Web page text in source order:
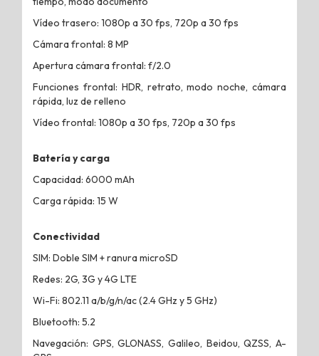
Vídeo trasero: 1080p a 30 fps, 720p a 30 fps
Cámara frontal: 8 MP
Apertura cámara frontal: f/2.0
Funciones frontal: HDR, retrato, modo noche, cámara
rápida, luz de relleno
Vídeo frontal: 1080p a 30 fps, 720p a 30 fps
Batería y carga
Capacidad: 6000 mAh
Carga rápida: 15 W
Conectividad
SIM: Doble SIM + ranura microSD
Redes: 2G, 3G y 4G LTE
Wi-Fi: 802.11 a/b/g/n/ac (2.4 GHz y 5 GHz)
Bluetooth: 5.2
Navegación: GPS, GLONASS, Galileo, Beidou, QZSS, A-